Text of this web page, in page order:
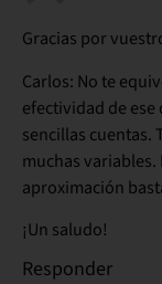
Gracias por
Carlos: No te
efectividad de
sencillas cuentas.
muchas
aproximación
¡Un saludo!
Responder